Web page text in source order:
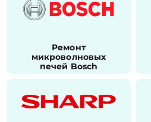
Ремонт
микроволновых
печей Bosch